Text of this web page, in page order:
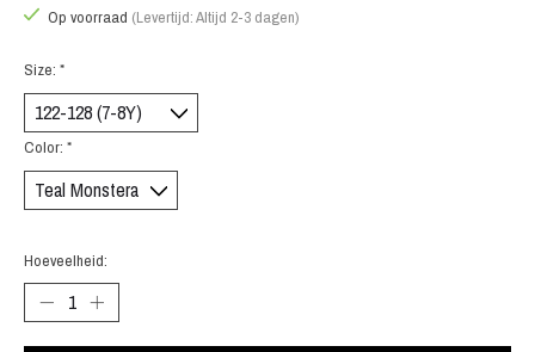
Op voorraad (Levertijd: Altijd 2-3 dagen)
Size: *
Color: *
Hoeveelheid: